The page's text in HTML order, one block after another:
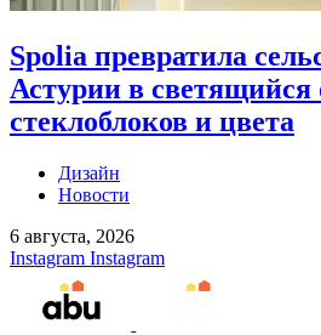
Spolia превратила
Астурии в светящийся
стеклоблоков и цвета
Дизайн
Новости
6 августа, 2026
Instagram Instagram